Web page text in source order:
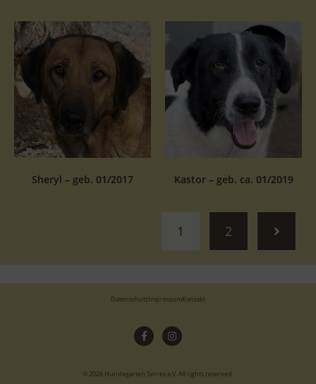
Sheryl – geb. 01/2017 Kastor – geb. ca. 01/2019
1 2
© 2026 Hundegarten Serres e.V. All rights reserved.
DatenschutzImpressumKontakt